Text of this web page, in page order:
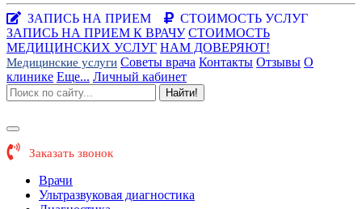
ЗАПИСЬ НА ПРИЕМ
СТОИМОСТЬ УСЛУГ
ЗАПИСЬ НА ПРИЕМ К ВРАЧУ СТОИМОСТЬ
МЕДИЦИНСКИХ УСЛУГ НАМ ДОВЕРЯЮТ!
Медицинские услуги Советы врача Контакты Отзывы О
клинике Еще... Личный кабинет
Найти!
Заказать звонок
Врачи
Ультразвуковая диагностика